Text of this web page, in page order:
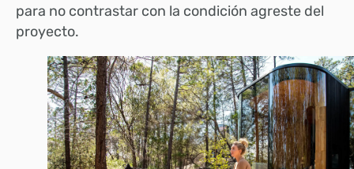
para no contrastar con la condición agreste del
proyecto.